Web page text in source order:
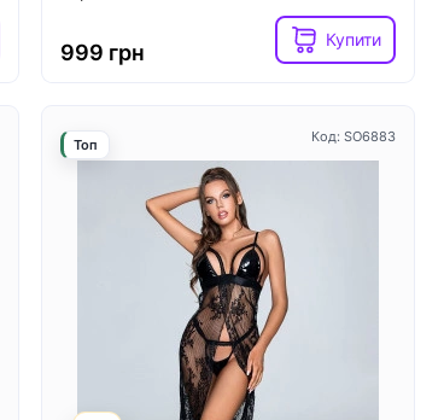
Вібратор для клітора з перлинною
стимуляцією Satisfyer Exciterrr
Berry, 2 незалежні мотори
999 грн
Купити
Код: SO6883
Топ